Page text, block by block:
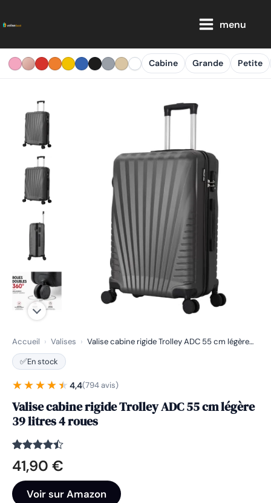
au
menu
Cabine Grande Petite
Accueil › Valises › Valise cabine rigide Trolley ADC 55 cm légère…
✅En stock
★★★★★
★★★★★ 4,4(794 avis)
Valise cabine rigide Trolley ADC 55 cm légère
39 litres 4 roues
Noté4.4
sur 5
794
notations
client
41,90 €
Voir sur Amazon